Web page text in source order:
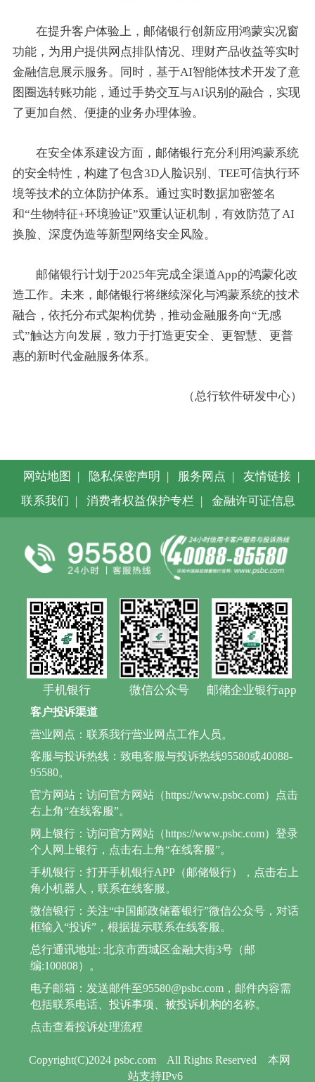
在提升客户体验上，邮储银行创新应用鸿蒙实况窗
功能，为用户提供网点排队情况、理财产品收益等实时
金融信息展示服务。同时，基于AI智能体技术开发了意
图圈选转账功能，通过手势交互与AI识别的融合，实现
了更加自然、便捷的业务办理体验。
在安全体系建设方面，邮储银行充分利用鸿蒙系统
的安全特性，构建了包含3D人脸识别、TEE可信执行环
境等技术的立体防护体系。通过实时数据加密签名
和“生物特征+环境验证”双重认证机制，有效防范了AI
换脸、深度伪造等新型网络安全风险。
邮储银行计划于2025年完成全渠道App的鸿蒙化改
造工作。未来，邮储银行将继续深化与鸿蒙系统的技术
融合，依托分布式架构优势，推动金融服务向“无感
式”触达方向发展，致力于打造更安全、更智慧、更普
惠的新时代金融服务体系。
（总行软件研发中心）
网站地图 | 隐私保密声明 | 服务网点 | 友情链接 |
联系我们 | 消费者权益保护专栏 | 金融许可证信息
手机银行 微信公众号 邮储企业银行app
Copyright(C)2024 psbc.com All Rights Reserved
本网
站支持IPv6
客户投诉渠道
营业网点：联系我行营业网点工作人员。
客服与投诉热线：致电客服与投诉热线95580或40088-
95580。
官方网站：访问官方网站（https://www.psbc.com）点击
右上角“在线客服”。
网上银行：访问官方网站（https://www.psbc.com）登录
个人网上银行，点击右上角“在线客服”。
手机银行：打开手机银行APP（邮储银行），点击右上
角小机器人，联系在线客服。
微信银行：关注“中国邮政储蓄银行”微信公众号，对话
框输入“投诉”，根据提示联系在线客服。
总行通讯地址: 北京市西城区金融大街3号（邮
编:100808）。
电子邮箱：发送邮件至95580@psbc.com，邮件内容需
包括联系电话、投诉事项、被投诉机构的名称。
点击查看投诉处理流程